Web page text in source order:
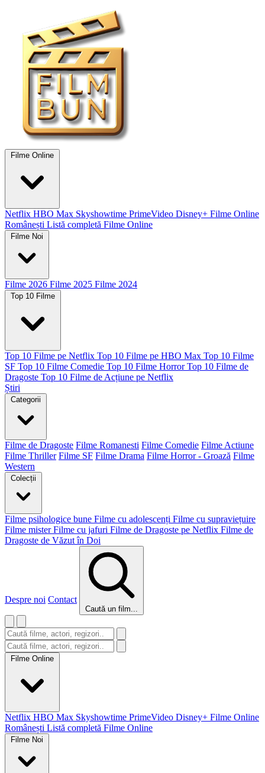
Filme Online
Netflix HBO Max Skyshowtime PrimeVideo Disney+ Filme Online
Românești Listă completă Filme Online
Filme Noi
Filme 2026 Filme 2025 Filme 2024
Top 10 Filme
Top 10 Filme pe Netflix Top 10 Filme pe HBO Max Top 10 Filme
SF Top 10 Filme Comedie Top 10 Filme Horror Top 10 Filme de
Dragoste Top 10 Filme de Acțiune pe Netflix
Știri
Categorii
Filme de Dragoste Filme Romanesti Filme Comedie Filme Actiune
Filme Thriller Filme SF Filme Drama Filme Horror - Groază Filme
Western
Colecții
Filme psihologice bune Filme cu adolescenți Filme cu supraviețuire
Filme mister Filme cu jafuri Filme de Dragoste pe Netflix Filme de
Dragoste de Văzut în Doi
Despre noi Contact
Caută un film...
Filme Online
Netflix HBO Max Skyshowtime PrimeVideo Disney+ Filme Online
Românești Listă completă Filme Online
Filme Noi